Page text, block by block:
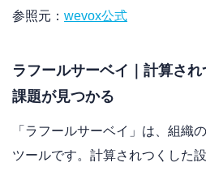
参照元： wevox公式
ラフールサーベイ｜計算さ
課題が見つかる
「ラフールサーベイ」は、組織
ツールです。計算されつくした